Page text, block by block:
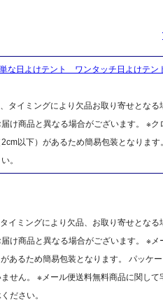
な日よけテント ワンタッチ日よけテン
タイミングにより欠品お取り寄せとな
け商品と異なる場合がございます。 ※
以下）があるため簡易包装となります
。
イミングにより欠品、お取り寄せとな
け商品と異なる場合がございます。 ※メ
あるため簡易包装となります。 パッケ
せん。 ※メール便送料無料商品に関して
ださい。